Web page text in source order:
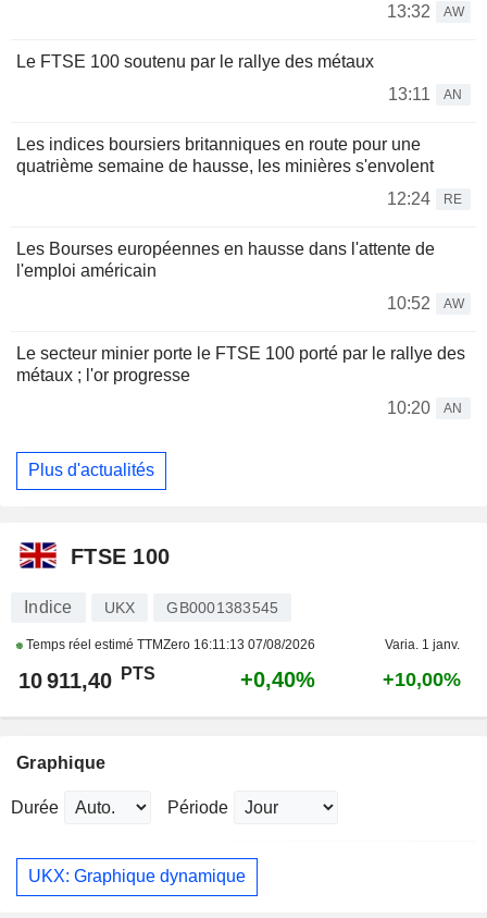
13:32
AW
Le FTSE 100 soutenu par le rallye des métaux
13:11
AN
Les indices boursiers britanniques en route pour une
quatrième semaine de hausse, les minières s'envolent
12:24
RE
Les Bourses européennes en hausse dans l'attente de
l'emploi américain
10:52
AW
Le secteur minier porte le FTSE 100 porté par le rallye des
métaux ; l'or progresse
10:20
AN
Plus d'actualités
FTSE 100
Indice UKX GB0001383545
Temps réel estimé TTMZero 16:11:13 07/08/2026 Varia. 1 janv.
10 911,40 PTS +0,40% +10,00%
Graphique
Durée Période
UKX: Graphique dynamique